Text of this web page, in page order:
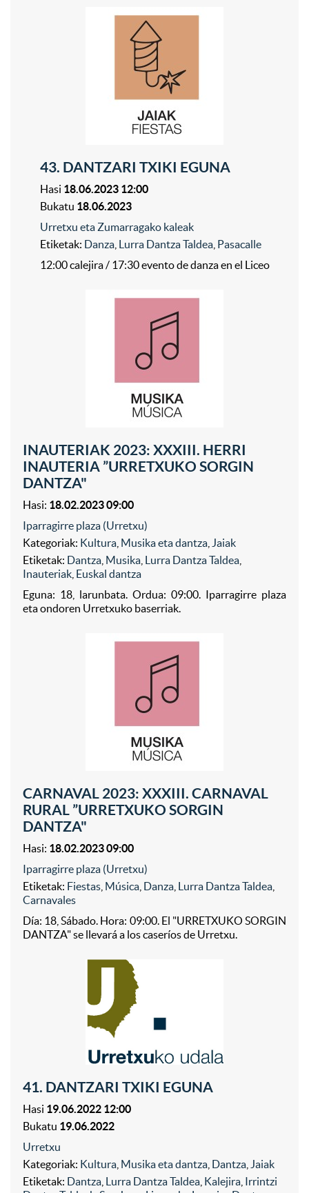
43. DANTZARI TXIKI EGUNA
Hasi 18.06.2023 12:00
Bukatu 18.06.2023
Urretxu eta Zumarragako kaleak
Etiketak: Danza, Lurra Dantza Taldea, Pasacalle
12:00 calejira / 17:30 evento de danza en el Liceo
INAUTERIAK 2023: XXXIII. HERRI
INAUTERIA ”URRETXUKO SORGIN
DANTZA"
Hasi: 18.02.2023 09:00
Iparragirre plaza (Urretxu)
Kategoriak: Kultura Musika eta dantza Jaiak
Etiketak: Dantza Musika Lurra Dantza Taldea
Inauteriak Euskal dantza
Eguna: 18, larunbata. Ordua: 09:00. Iparragirre plaza
eta ondoren Urretxuko baserriak.
CARNAVAL 2023: XXXIII. CARNAVAL
RURAL ”URRETXUKO SORGIN
DANTZA"
Hasi: 18.02.2023 09:00
Iparragirre plaza (Urretxu)
Etiketak: Fiestas Música Danza Lurra Dantza Taldea
Carnavales
Día: 18, Sábado. Hora: 09:00. El "URRETXUKO SORGIN
DANTZA" se llevará a los caseríos de Urretxu.
41. DANTZARI TXIKI EGUNA
Hasi 19.06.2022 12:00
Bukatu 19.06.2022
Urretxu
Kategoriak: Kultura Musika eta dantza Dantza Jaiak
Etiketak: Dantza Lurra Dantza Taldea Kalejira Irrintzi